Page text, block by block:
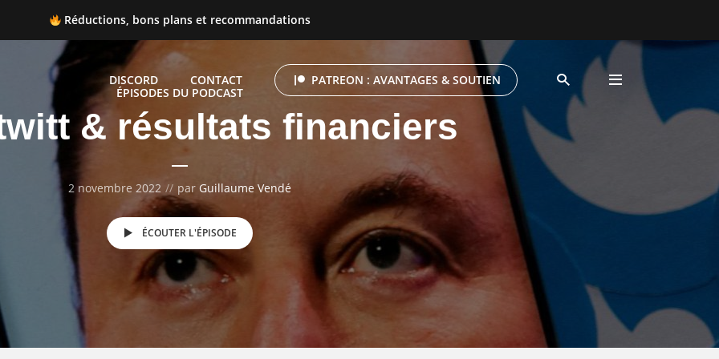
Réductions, bons plans et recommandations
DISCORD CONTACT PATREON : AVANTAGES & SOUTIEN
Réductions, bons plans et recommandations
ÉPISODES DU PODCAST
& résultats financiers
2 novembre 2022 par Guillaume Vendé
ÉCOUTER L'ÉPISODE